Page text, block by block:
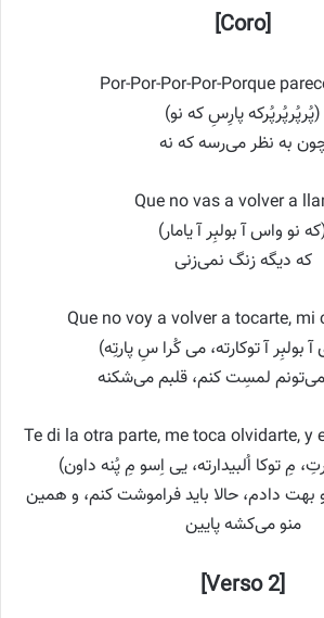
[Coro]
Por-Por-Por-Por-Porque
(پُر‌پُر‌پُر‌پُر‌که پارِسِ که نو)
به نظر می‌رسه که نه
Que no vas a volver a
نو واس آ بولبِر آ یامار)
که دیگه زنگ نمی‌زنی
Que no voy a volver a tocarte, mi
بولبِر آ توکارته، می کُرا سِ پارتِه)
لمسِت کنم، قلبم می‌شکنه
Te di la otra parte, me toca olvidarte, y
مِ توکا اُلبیدارته، یی اِسو مِ پُنه داون)
دادم، حالا باید فراموشت کنم، و همین
منو می‌کشه پایین
[Verso 2]